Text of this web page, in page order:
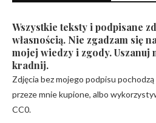
Wszystkie teksty i podpisane
własnością. Nie zgadzam się
mojej wiedzy i zgody. Uszanuj
kradnij.
Zdjęcia bez mojego podpisu pochodzą
przeze mnie kupione, albo
CC0.